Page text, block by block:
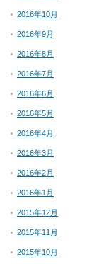
2016年10月
2016年9月
2016年8月
2016年7月
2016年6月
2016年5月
2016年4月
2016年3月
2016年2月
2016年1月
2015年12月
2015年11月
2015年10月